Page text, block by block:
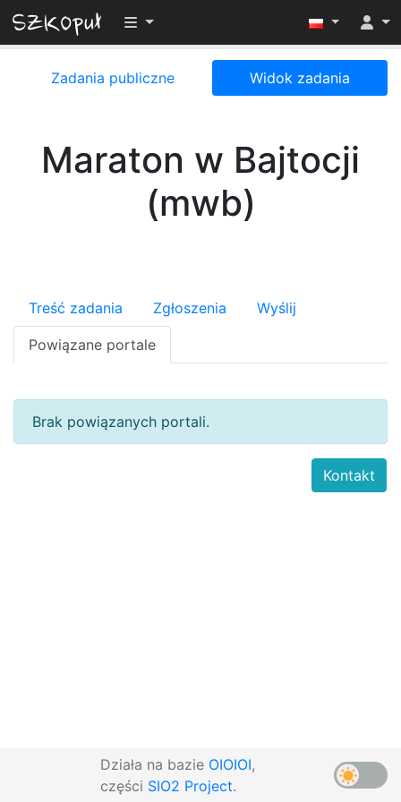
Przełącz widoczność menu
Zadania publiczne Widok zadania
Maraton w Bajtocji
(mwb)
Treść zadania Zgłoszenia Wyślij
Powiązane portale
Brak powiązanych portali.
Działa na bazie OIOIOI,
części SIO2 Project.
Kontakt